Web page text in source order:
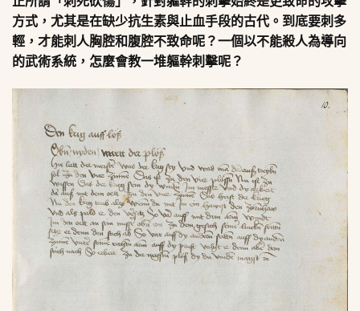
方式，尤其是在缺少抗生素與止血手段的古代。到底要刺多
輕，才能刺人胸腔和腹腔不致命呢？一個以不能殺人為導向
的武術系統，怎麼會教一堆軀幹刺擊呢？